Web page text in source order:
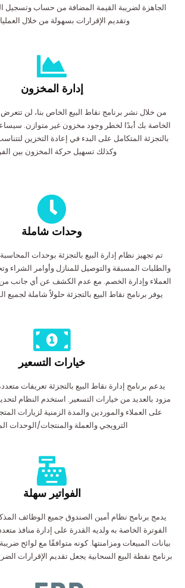
الجاهزة لضريبة القيمة المضافة من حساب وتسجيل
وتقديم الإقرارات بسهولة من خلال
إدارة المخزون
من خلال نشر برنامج نقاط البيع الخاص بنا، لن تتعرض
الخاصة بك أبدًا لخطر وجود مخزون غير متوازن.
بالتجزئة المتكامل على البدء في إعادة التخزين
وكذلك تسهيل حركة المخزون بين
وحدات شاملة
تم تجهيز نظام إدارة البيع بالتجزئة بوحدات
والطلبات المسبقة والتوصيل للمنازل وأوامر الشراء
العملاء وإدارة الخصم. مع عدم الكشف عن أي جانب من
يوفر برنامج نقاط البيع بالتجزئة حلولاً شاملة لجميع
خيارات التسعير
يدعم برنامج إدارة نقاط البيع بالتجزئة تعريفات
مزود بالعديد من خيارات التسعير. استخدم النظام
على العملاء والموردين والمدة الزمنية لزيارات
الترويجي والعملة والمنتجات/الوحدات
الفواتير سهلة
يدمج برنامج نظام أمين الصندوق جميع الوظائف
الفوترة الخاصة به ولديه القدرة على إدارة منافذ
بيانات المبيعات ومزامنتها. كونه متوافقًا مع لوائح
برنامج نقطة البيع السحابية يجعل تقديم الإقرارات